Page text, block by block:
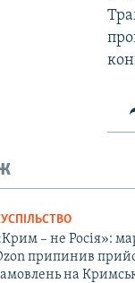
– не Росія»:
припинив
на